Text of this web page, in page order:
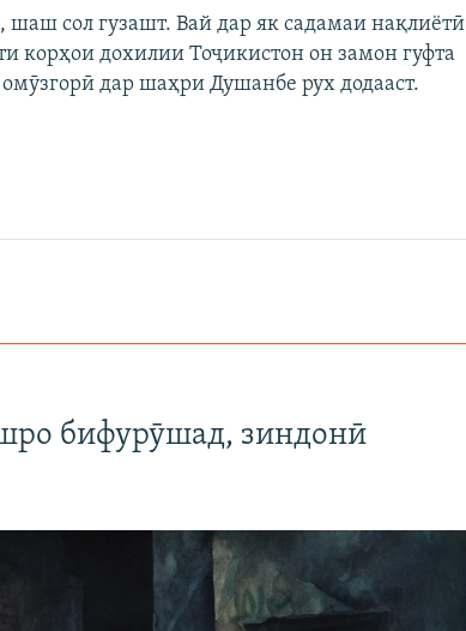
сол гузашт. Вай дар як садамаи нақлиётӣ
корҳои дохилии Тоҷикистон он замон гуфта
дар шаҳри Душанбе рух додааст.
бифурӯшад, зиндонӣ